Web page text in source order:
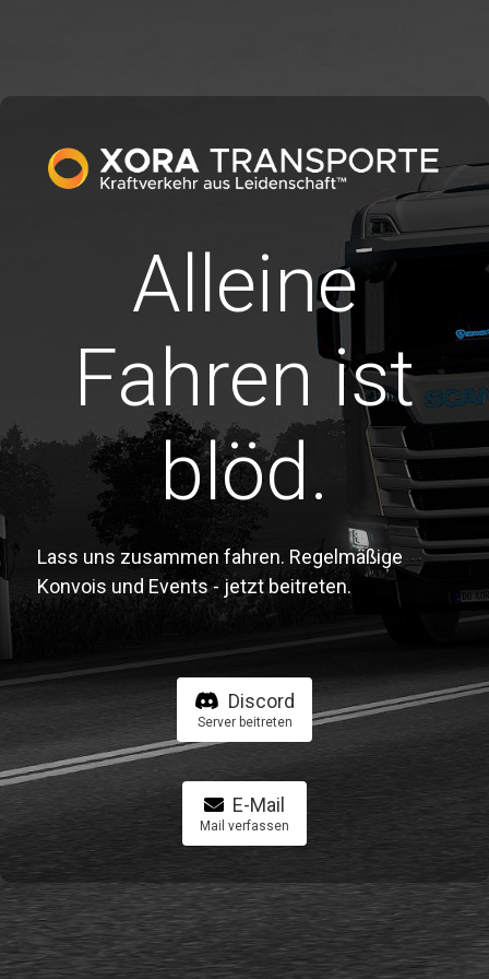
Alleine
Fahren ist
blöd.
Lass uns zusammen fahren. Regelmäßige
Konvois und Events - jetzt beitreten.
Discord
Server beitreten
E-Mail
Mail verfassen